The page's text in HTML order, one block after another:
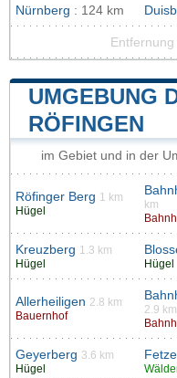
Nürnberg : 124 km
UMGEBUNG
RÖFINGEN
im Gebiet und in der
Röfinger Berg 1 km
Hügel
km
Kreuzberg 1.3 km
Hügel
Hügel
Allerheiligen 2.8 km
Bauernhof
2.9 km
Geyerberg 3.6 km
Hügel